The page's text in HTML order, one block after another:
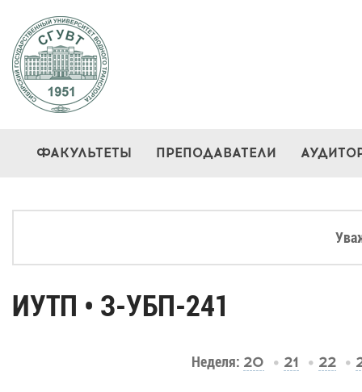
ФАКУЛЬТЕТЫ ПРЕПОДАВАТЕЛИ
ИУТП • З-УБП-241
Неделя: 20 21 22